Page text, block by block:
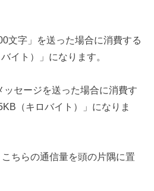
文字」を送った場合に消費する
イト）」になります。
ッセージを送った場合に消費す
（キロバイト）」になりま
ちらの通信量を頭の片隅に置